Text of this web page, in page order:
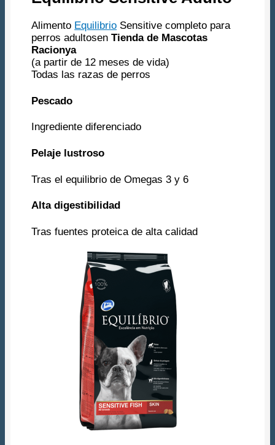
Alimento Equilibrio Sensitive completo para
perros adultosenTienda de Mascotas
Racionya
(a partir de 12 meses de vida)
Todas las razas de perros
Pescado
Ingrediente diferenciado
Pelaje lustroso
Tras el equilibrio de Omegas 3 y 6
Alta digestibilidad
Tras fuentes proteica de alta calidad